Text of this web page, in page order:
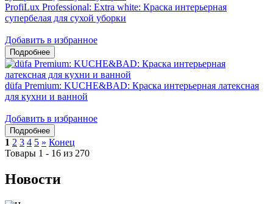
ProfiLux Professional: Extra white: Краска интерьерная
супербелая для сухой уборки
Добавить в избранное
düfa Premium: KUCHE&BAD: Краска интерьерная латексная
для кухни и ванной
Добавить в избранное
1 2 3 4 5 » Конец
Товары 1 - 16 из 270
Новости